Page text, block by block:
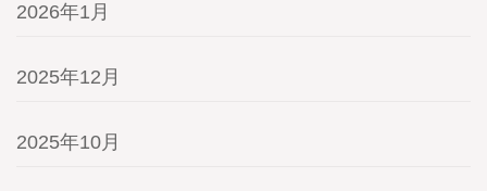
2026年1月
2025年12月
2025年10月